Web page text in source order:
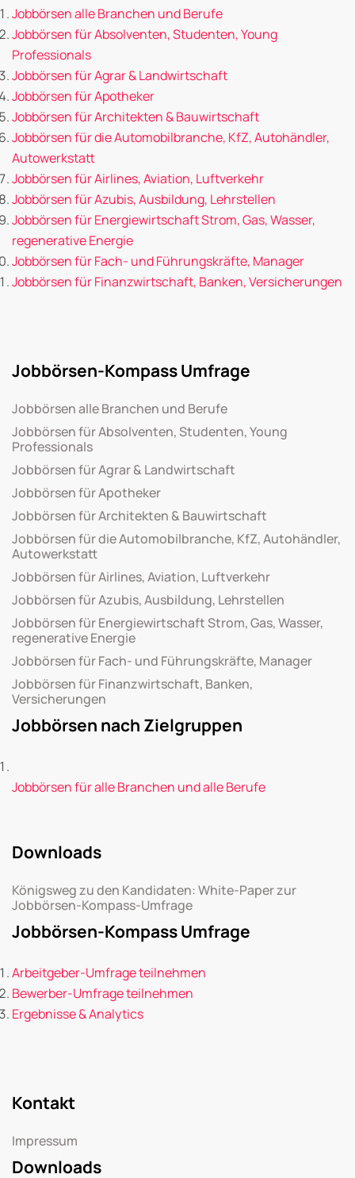
Jobbörsen alle Branchen und Berufe
Jobbörsen für Absolventen, Studenten, Young
Professionals
Jobbörsen für Agrar & Landwirtschaft
Jobbörsen für Apotheker
Jobbörsen für Architekten & Bauwirtschaft
Jobbörsen für die Automobilbranche, KfZ, Autohändler,
Autowerkstatt
Jobbörsen für Airlines, Aviation, Luftverkehr
Jobbörsen für Azubis, Ausbildung, Lehrstellen
Jobbörsen für Energiewirtschaft Strom, Gas, Wasser,
regenerative Energie
Jobbörsen für Fach- und Führungskräfte, Manager
Jobbörsen für Finanzwirtschaft, Banken, Versicherungen
Jobbörsen-Kompass Umfrage
Jobbörsen alle Branchen und Berufe
Jobbörsen für Absolventen, Studenten, Young
Professionals
Jobbörsen für Agrar & Landwirtschaft
Jobbörsen für Apotheker
Jobbörsen für Architekten & Bauwirtschaft
Jobbörsen für die Automobilbranche, KfZ, Autohändler,
Autowerkstatt
Jobbörsen für Airlines, Aviation, Luftverkehr
Jobbörsen für Azubis, Ausbildung, Lehrstellen
Jobbörsen für Energiewirtschaft Strom, Gas, Wasser,
regenerative Energie
Jobbörsen für Fach- und Führungskräfte, Manager
Jobbörsen für Finanzwirtschaft, Banken,
Versicherungen
Jobbörsen nach Zielgruppen
Jobbörsen für alle Branchen und alle Berufe
Downloads
Königsweg zu den Kandidaten: White-Paper zur
Jobbörsen-Kompass-Umfrage
Jobbörsen-Kompass Umfrage
Arbeitgeber-Umfrage teilnehmen
Bewerber-Umfrage teilnehmen
Ergebnisse & Analytics
Kontakt
Impressum
Downloads